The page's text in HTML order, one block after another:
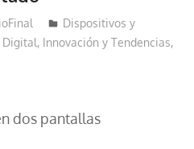
Dispositivos y
Digital, Innovación y Tendencias,
dos pantallas